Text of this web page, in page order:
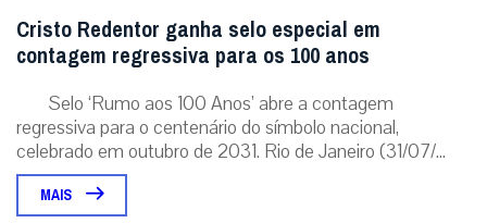
Notícias Relacionadas
Diante da queda nas vocações masculinas,
Maristas criam ‘Diário Vocacional’ para jovens
Publicação propõe um itinerário de 70 dias de oração,